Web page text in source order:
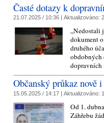
Časté dotazy k
21.07.2025 / 10:36 | Aktualizováno:
„Nedostali
dokument
druhého
obdobných
Občanský průkaz nově
15.05.2025 / 14:17 | Aktualizováno:
Od 1.
Záhřebu